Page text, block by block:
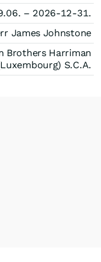
– 2026-12-31.
James Johnstone
Brothers Harriman
S.C.A.